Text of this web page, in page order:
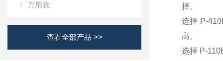
万用表
查看全部产品 >>
择。
选择 P-
高。
选择 P-